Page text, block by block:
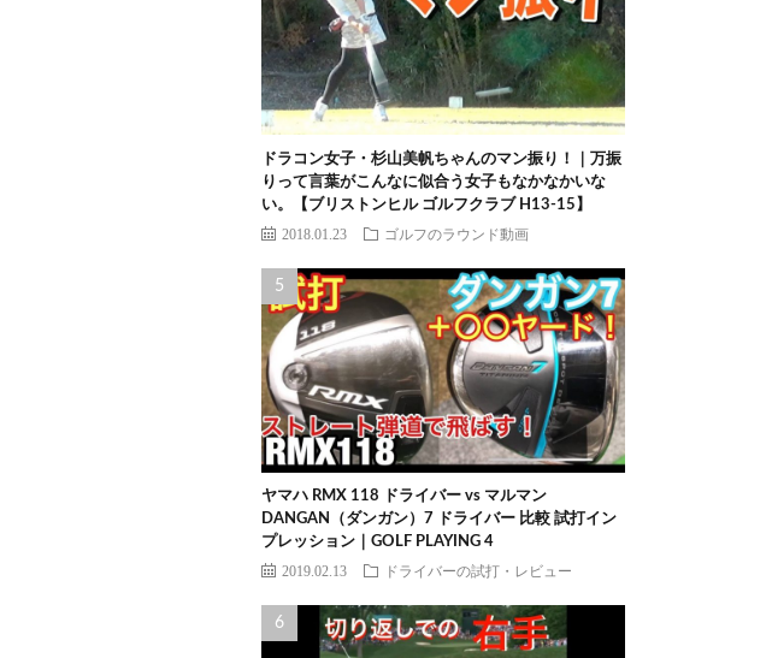
ドラコン女子・杉山美帆ちゃんのマン振り！｜万振
りって言葉がこんなに似合う女子もなかなかいな
い。【ブリストンヒル ゴルフクラブ H13-15】
2018.01.23 ゴルフのラウンド動画
ヤマハ RMX 118 ドライバー vs マルマン
DANGAN（ダンガン）7 ドライバー 比較 試打イン
プレッション｜GOLF PLAYING 4
2019.02.13 ドライバーの試打・レビュー